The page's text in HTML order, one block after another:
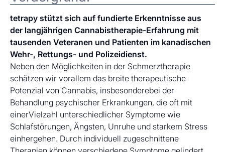
tetrapy stützt sich auf fundierte Erkenntnisse aus
der langjährigen Cannabistherapie-Erfahrung mit
tausenden Veteranen und Patienten im kanadischen
Wehr-, Rettungs- und Polizeidienst.
Neben den Möglichkeiten in der Schmerztherapie
schätzen wir vorallem das breite therapeutische
Potenzial von Cannabis, insbesonderebei der
Behandlung psychischer Erkrankungen, die oft mit
einerVielzahl unterschiedlicher Symptome wie
Schlafstörungen, Ängsten, Unruhe und starkem Stress
einhergehen. Durch individuell zugeschnittene